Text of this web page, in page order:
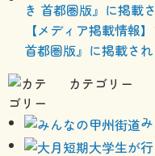
【メディア掲載情報
首都圏版』に掲載さ
カテゴリー